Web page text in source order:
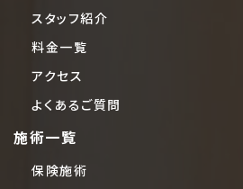
スタッフ紹介
料金一覧
アクセス
よくあるご質問
施術一覧
保険施術